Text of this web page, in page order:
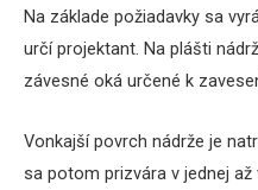
Na základe požiadavky sa
určí projektant. Na plášti
závesné oká určené k
Vonkajší povrch nádrže je
sa potom prizvára v jednej